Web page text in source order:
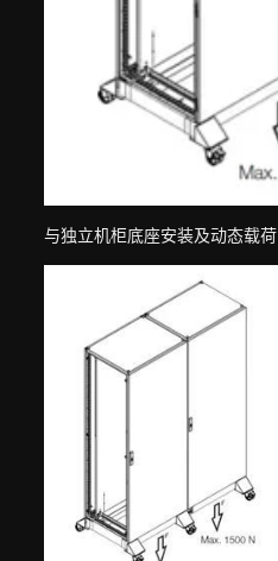
与独立机柜底座安装及动态载荷